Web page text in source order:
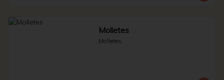
Molletes
Molletes.